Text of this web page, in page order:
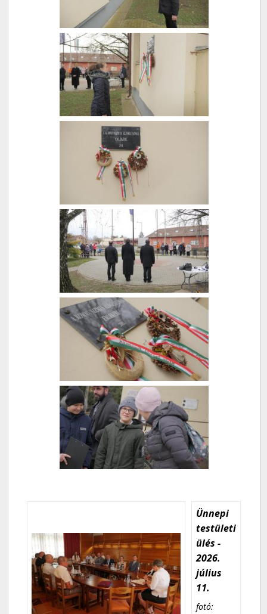
Ünnepi
testületi
ülés -
2026.
július
11.
fotó: